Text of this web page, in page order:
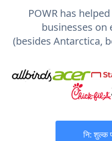
POWR has
businesses on
(besides Antarctica,
नि: शुल्क